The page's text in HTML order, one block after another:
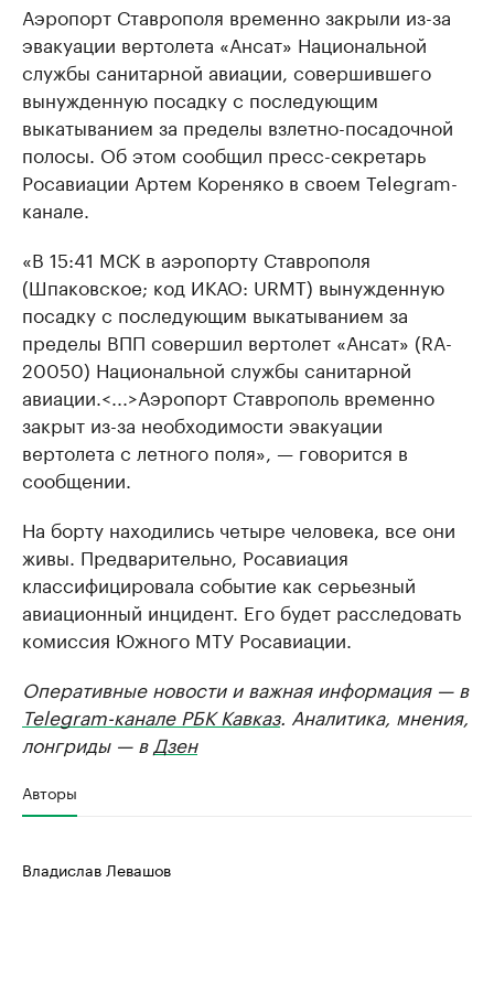
Аэропорт Ставрополя временно закрыли из-за
эвакуации вертолета «Ансат» Национальной
службы санитарной авиации, совершившего
вынужденную посадку с последующим
выкатыванием за пределы взлетно-посадочной
полосы. Об этом сообщил пресс-секретарь
Росавиации Артем Кореняко в своем Telegram-
канале.
«В 15:41 МСК в аэропорту Ставрополя
(Шпаковское; код ИКАО: URMT) вынужденную
посадку с последующим выкатыванием за
пределы ВПП совершил вертолет «Ансат» (RA-
20050) Национальной службы санитарной
авиации.<...>Аэропорт Ставрополь временно
закрыт из-за необходимости эвакуации
вертолета с летного поля», — говорится в
сообщении.
На борту находились четыре человека, все они
живы. Предварительно, Росавиация
классифицировала событие как серьезный
авиационный инцидент. Его будет расследовать
комиссия Южного МТУ Росавиации.
Оперативные новости и важная информация — в
Telegram-канале РБК Кавказ. Аналитика, мнения,
лонгриды — в Дзен
Авторы
Владислав Левашов